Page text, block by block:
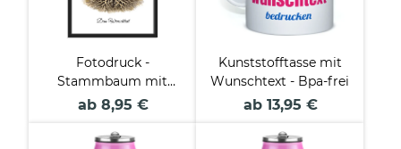
Fotodruck -
Stammbaum mit
Name & Text
ab 8,95 €
Kunststofftasse mit
Wunschtext - Bpa-frei
ab 13,95 €